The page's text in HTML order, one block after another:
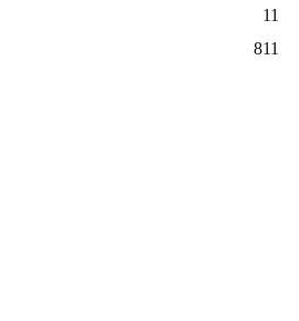
11
811